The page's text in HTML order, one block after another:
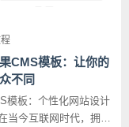
CMS模板：让你的
不同
模板：个性化网站设计